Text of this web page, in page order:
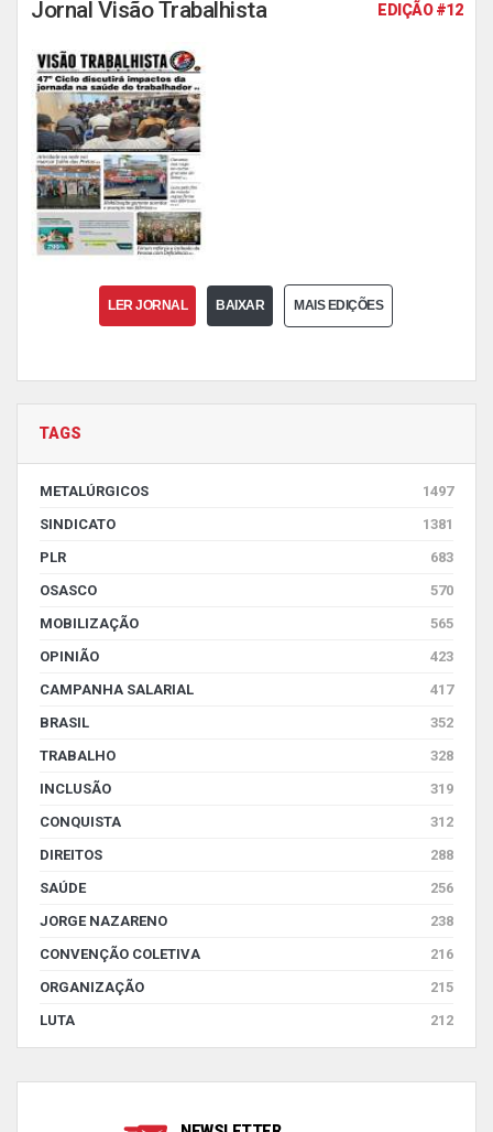
Jornal Visão Trabalhista EDIÇÃO #12
LER JORNAL BAIXAR MAIS EDIÇÕES
TAGS
METALÚRGICOS
1497
SINDICATO
1381
PLR
683
OSASCO
570
MOBILIZAÇÃO
565
OPINIÃO
423
CAMPANHA SALARIAL
417
BRASIL
352
TRABALHO
328
INCLUSÃO
319
CONQUISTA
312
DIREITOS
288
SAÚDE
256
JORGE NAZARENO
238
CONVENÇÃO COLETIVA
216
ORGANIZAÇÃO
215
LUTA
212